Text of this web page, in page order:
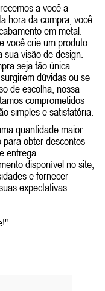
a você a
hora da compra, você
em metal.
você crie um produto
visão de design.
seja tão única
dúvidas ou se
de escolha, nossa
comprometidos
simples e satisfatória.
quantidade maior
obter descontos
entrega
disponível no site,
e fornecer
expectativas.